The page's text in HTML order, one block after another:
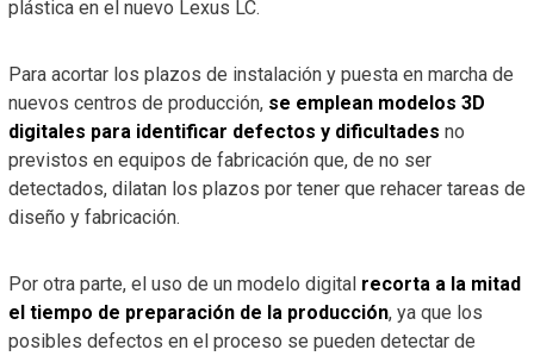
plástica en el nuevo Lexus LC.
Para acortar los plazos de instalación y puesta en marcha de
nuevos centros de producción, se emplean modelos 3D
digitales para identificar defectos y dificultades no
previstos en equipos de fabricación que, de no ser
detectados, dilatan los plazos por tener que rehacer tareas de
diseño y fabricación.
Por otra parte, el uso de un modelo digital recorta a la mitad
el tiempo de preparación de la producción, ya que los
posibles defectos en el proceso se pueden detectar de